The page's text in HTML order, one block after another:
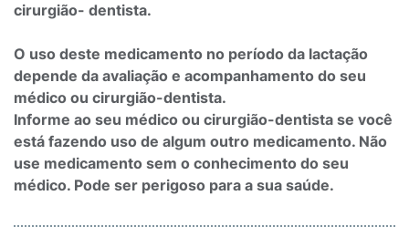
cirurgião- dentista.
O uso deste medicamento no período da lactação
depende da avaliação e acompanhamento do seu
médico ou cirurgião-dentista.
Informe ao seu médico ou cirurgião-dentista se você
está fazendo uso de algum outro medicamento. Não
use medicamento sem o conhecimento do seu
médico. Pode ser perigoso para a sua saúde.